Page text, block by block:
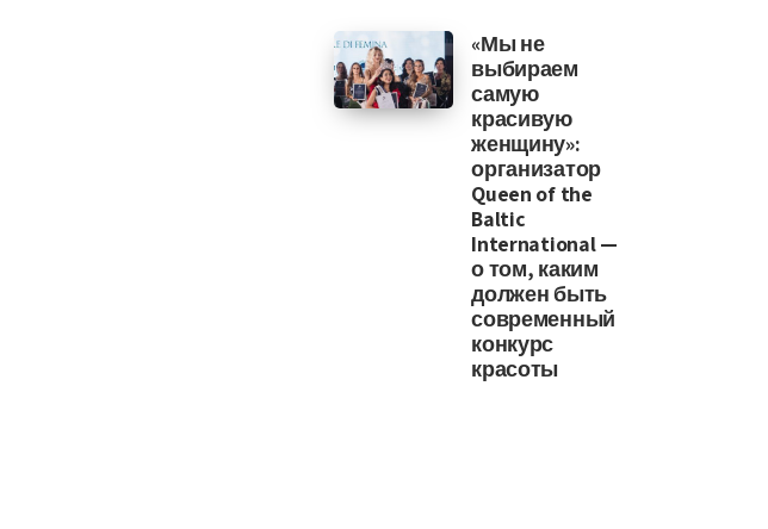
«Мы не
выбираем
самую
красивую
женщину»:
организатор
Queen of the
Baltic
International —
о том, каким
должен быть
современный
конкурс
красоты